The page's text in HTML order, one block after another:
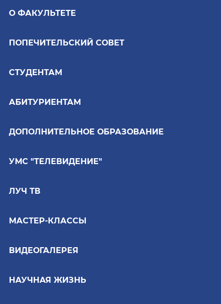
О ФАКУЛЬТЕТЕ
ПОПЕЧИТЕЛЬСКИЙ СОВЕТ
СТУДЕНТАМ
АБИТУРИЕНТАМ
ДОПОЛНИТЕЛЬНОЕ ОБРАЗОВАНИЕ
УМС "ТЕЛЕВИДЕНИЕ"
ЛУЧ ТВ
МАСТЕР-КЛАССЫ
ВИДЕОГАЛЕРЕЯ
НАУЧНАЯ ЖИЗНЬ